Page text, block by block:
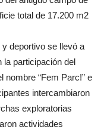
total de 17.200 m2
deportivo se llevó a
la participación del
nombre “Fem Parc!” e
intercambiaron
exploratorias
actividades